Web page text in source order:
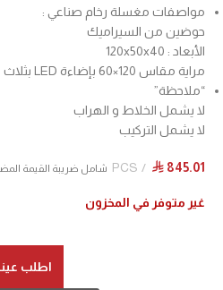
مواصفات مغسلة رخام صناعي :
حوضين من السيراميك
الأبعاد : 120x50x40
مراية مقاس 120×60 بإضاءة LED بثلاث الوان مختلفة
“ملاحظة”
لا يشمل الخلاط و الهراب
لا يشمل التركيب
⃁ 845.01
PCS شامل ضريبة القيمة
غير متوفر في المخزون
اطلب